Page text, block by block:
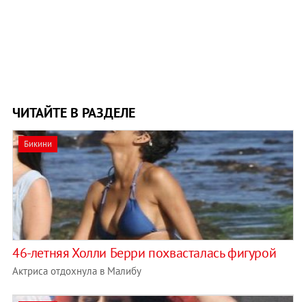
ЧИТАЙТЕ В РАЗДЕЛЕ
Бикини
46-летняя Холли Берри похвасталась фигурой
Актриса отдохнула в Малибу